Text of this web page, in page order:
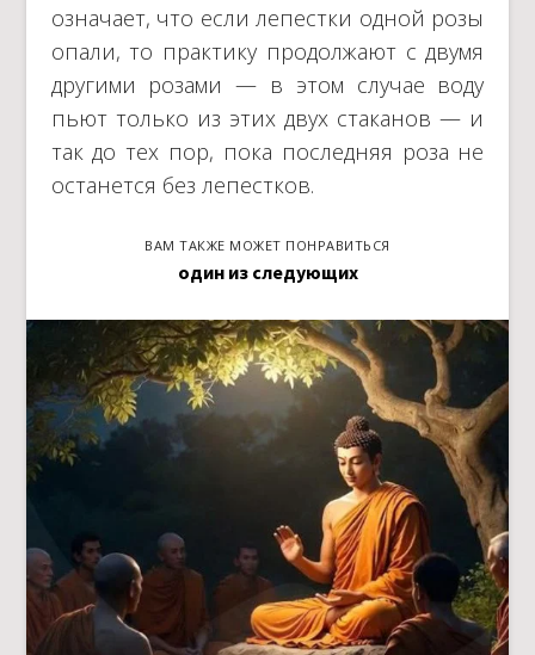
означает, что если лепестки одной розы
опали, то практику продолжают с двумя
другими розами — в этом случае воду
пьют только из этих двух стаканов — и
так до тех пор, пока последняя роза не
останется без лепестков.
ВАМ ТАКЖЕ МОЖЕТ ПОНРАВИТЬСЯ
один из следующих